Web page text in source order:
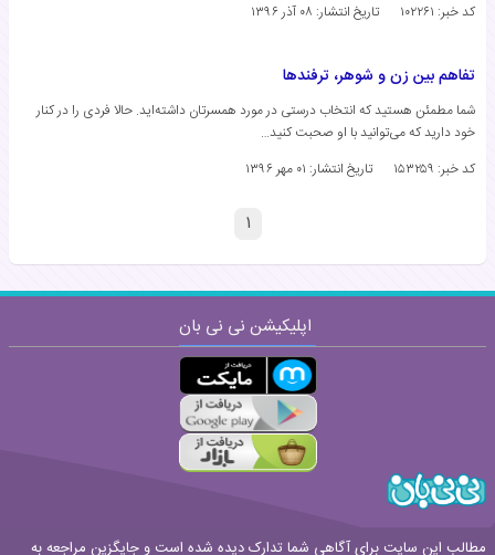
کد خبر: ۱۰۲۲۶۱
تاریخ انتشار: ۰۸ آذر ۱۳۹۶
تفاهم بین زن و شوهر، ترفندها
شما مطمئن هستید که انتخاب درستی در مورد همسرتان داشته‌اید. حالا فردی را در کنار
خود دارید که می‌توانید با او صحبت کنید…
کد خبر: ۱۵۳۲۵۹
تاریخ انتشار: ۰۱ مهر ۱۳۹۶
۱
اپلیکیشن نی نی بان
مطالب این سایت برای آگاهی شما تدارک دیده شده است و جایگزین مراجعه به